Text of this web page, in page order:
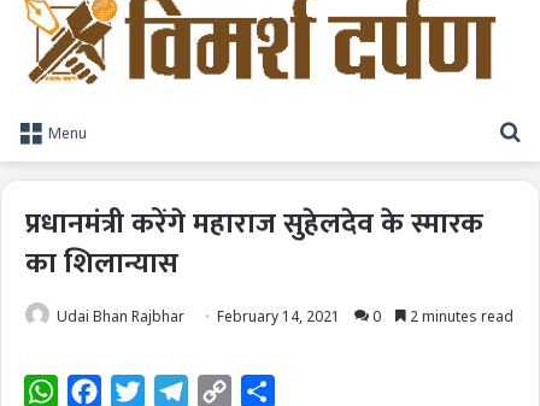
Menu
प्रधानमंत्री करेंगे महाराज सुहेलदेव के स्मारक
का शिलान्यास
Udai Bhan Rajbhar February 14, 2021 0 2 minutes read
W